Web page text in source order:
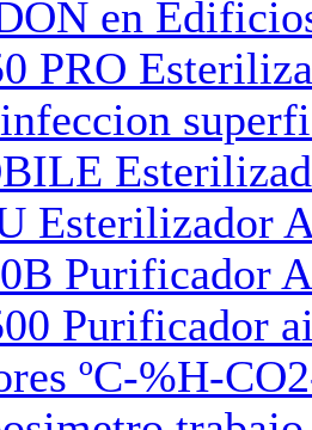
en
PRO
Esterilizador
Purificador
Purificador
ºC-%H-